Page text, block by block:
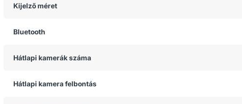
Kijelző méret
Bluetooth
Hátlapi kamerák száma
Hátlapi kamera felbontás